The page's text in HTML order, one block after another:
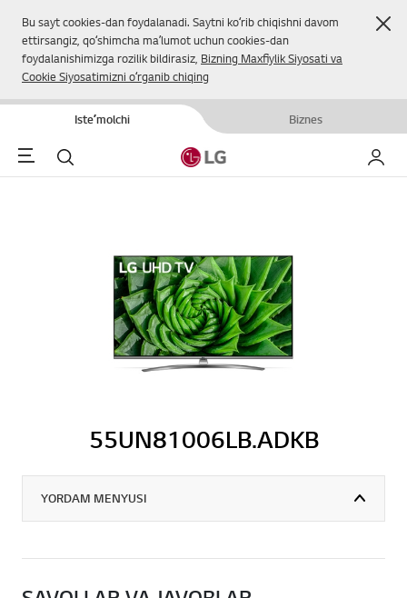
Bu sayt cookies-dan foydalanadi. Saytni koʻrib chiqishni davom
ettirsangiz, qoʻshimcha maʼlumot uchun cookies-dan
foydalanishimizga rozilik bildirasiz, Bizning Maxfiylik Siyosati va
Cookie Siyosatimizni oʻrganib chiqing
Isteʼmolchi Biznes
Menu Qidirish
55UN81006LB.ADKB
YORDAM MENYUSI